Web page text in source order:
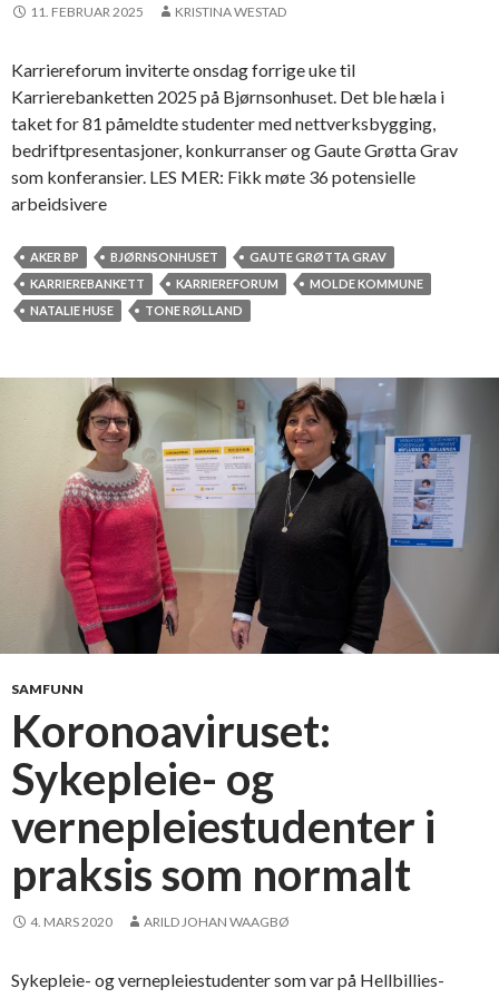
n
d
s
o
r
11. FEBRUAR 2025 KRISTINA WESTAD
Karriereforum inviterte onsdag forrige uke til
Karrierebanketten 2025 på Bjørnsonhuset. Det ble hæla i
taket for 81 påmeldte studenter med nettverksbygging,
bedriftpresentasjoner, konkurranser og Gaute Grøtta Grav
som konferansier. LES MER: Fikk møte 36 potensielle
arbeidsivere
AKER BP BJØRNSONHUSET
GAUTE GRØTTA GRAV
KARRIEREBANKETT
KARRIEREFORUM
MOLDE KOMMUNE
NATALIE HUSE
TONE RØLLAND
SAMFUNN
Koronoaviruset:
Sykepleie- og
vernepleiestudenter i
praksis som normalt
4. MARS 2020 ARILD JOHAN WAAGBØ
Sykepleie- og vernepleiestudenter som var på Hellbillies-